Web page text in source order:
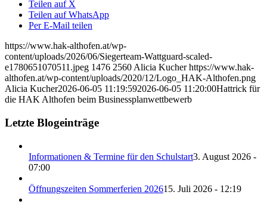
Teilen auf X
Teilen auf WhatsApp
Per E-Mail teilen
https://www.hak-althofen.at/wp-
content/uploads/2026/06/Siegerteam-Wattguard-scaled-
e1780651070511.jpeg 1476 2560 Alicia Kucher https://www.hak-
althofen.at/wp-content/uploads/2020/12/Logo_HAK-Althofen.png
Alicia Kucher2026-06-05 11:19:592026-06-05 11:20:00Hattrick für
die HAK Althofen beim Businessplanwettbewerb
Letzte Blogeinträge
Informationen & Termine für den Schulstart3. August 2026 -
07:00
Öffnungszeiten Sommerferien 202615. Juli 2026 - 12:19